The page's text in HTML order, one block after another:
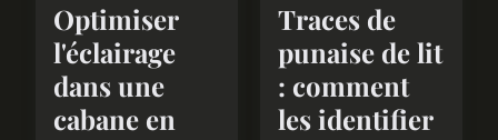
Optimiser
l'éclairage
dans une
cabane en
Traces de
punaise de lit
: comment
les identifier